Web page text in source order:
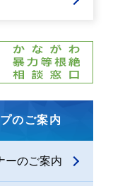
のご案内
ーのご案内